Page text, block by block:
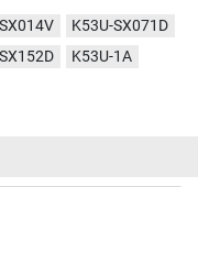
K53U-SX071D
K53U-1A